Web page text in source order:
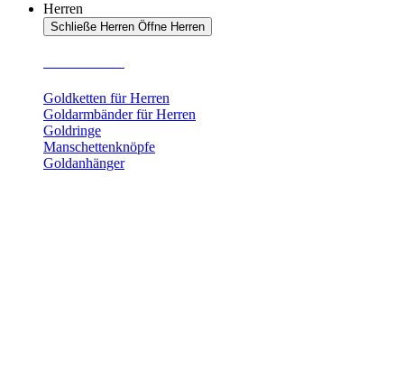
Herren
Schließe Herren Öffne Herren
Goldketten für Herren
Goldarmbänder für Herren
Goldringe
Manschettenknöpfe
Goldanhänger